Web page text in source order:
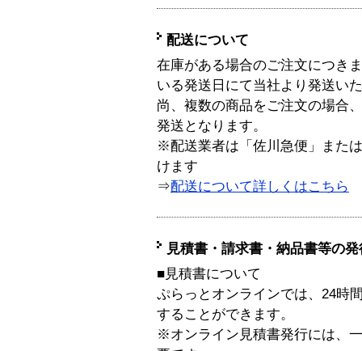
配送について
在庫がある場合のご注文につき
いる発送日にて当社より発送い
尚、複数の商品をご注文の場合
発送となります。
※配送業者は「佐川急便」また
けます
⇒配送について詳しくはこちら
見積書・請求書・納品書等の
■見積書について
ぷらっとオンラインでは、24時
することができます。
※オンライン見積書発行には、